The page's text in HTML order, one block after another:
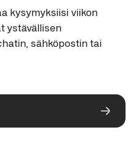
kysymyksiisi viikon
ystävällisen
sähköpostin tai